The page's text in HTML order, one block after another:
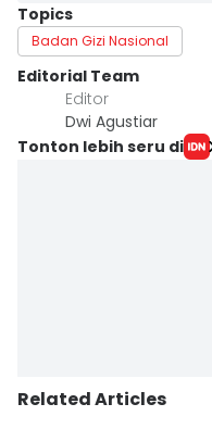
Topics
Badan Gizi Nasional
Editorial Team
Editor
Dwi Agustiar
Tonton lebih seru di
Related Articles